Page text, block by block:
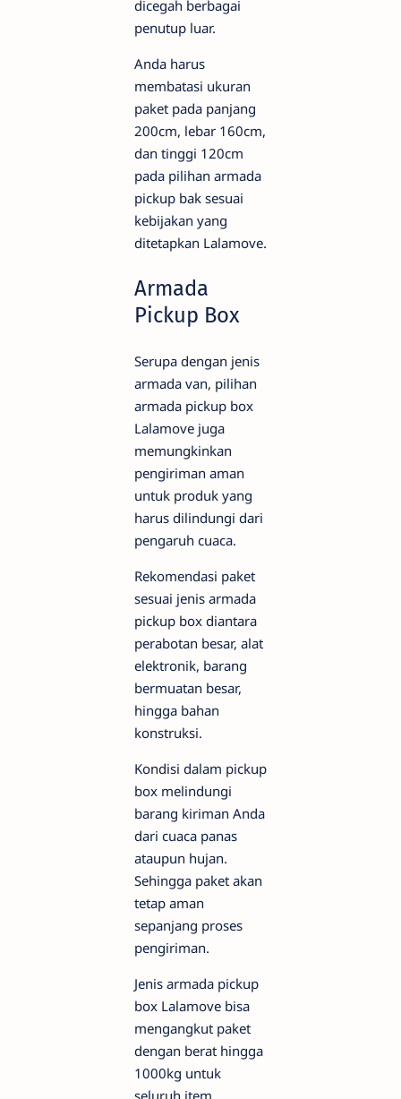
dicegah berbagai
penutup luar.
Anda harus
membatasi ukuran
paket pada panjang
200cm, lebar 160cm,
dan tinggi 120cm
pada pilihan armada
pickup bak sesuai
kebijakan yang
ditetapkan Lalamove.
Armada
Pickup Box
Serupa dengan jenis
armada van, pilihan
armada pickup box
Lalamove juga
memungkinkan
pengiriman aman
untuk produk yang
harus dilindungi dari
pengaruh cuaca.
Rekomendasi paket
sesuai jenis armada
pickup box diantara
perabotan besar, alat
elektronik, barang
bermuatan besar,
hingga bahan
konstruksi.
Kondisi dalam pickup
box melindungi
barang kiriman Anda
dari cuaca panas
ataupun hujan.
Sehingga paket akan
tetap aman
sepanjang proses
pengiriman.
Jenis armada pickup
box Lalamove bisa
mengangkut paket
dengan berat hingga
1000kg untuk